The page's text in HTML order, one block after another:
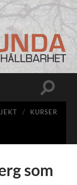
Slå
KURSER
som